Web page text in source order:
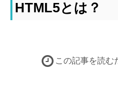
HTML5とは？
この記事を読む